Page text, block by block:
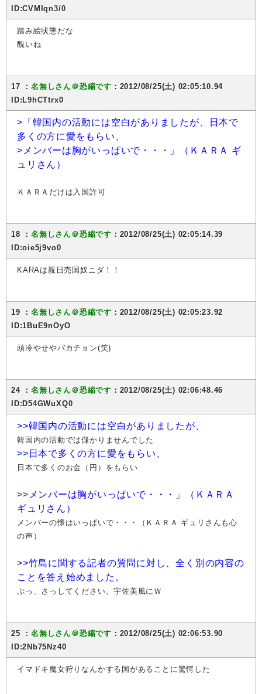
ID:CVMIqn3/0
踏み絵状態だな
醜いね
17 ：名無しさん＠恐縮です ：2012/08/25(土) 02:05:10.94
ID:L9hCTtrx0
>「韓国内の活動には空白がありましたが、日本で
多くの方に愛をもらい、
>メンバーは胸がいっぱいで・・・」（ＫＡＲＡ ギ
ュリさん）
ＫＡＲＡだけは入国許可
18 ：名無しさん＠恐縮です ：2012/08/25(土) 02:05:14.39
ID:oie5j9vo0
KARAは親日売国奴ニダ！！
19 ：名無しさん＠恐縮です ：2012/08/25(土) 02:05:23.92
ID:1BuE9nOyO
頭冷やせやバカチョン(笑)
24 ：名無しさん＠恐縮です ：2012/08/25(土) 02:06:48.46
ID:D54GWuXQ0
>>韓国内の活動には空白がありましたが、
韓国内の活動では儲かりませんでした
>>日本で多くの方に愛をもらい、
日本で多くのお金（円）をもらい
>>メンバーは胸がいっぱいで・・・」（ＫＡＲＡ
ギュリさん）
メンバーの懐はいっぱいで・・・（ＫＡＲＡ ギュリさんも心
の声）
>>竹島に関する記者の質問に対し、全く別の内容の
ことを答え始めました。
ぷっ、さっしてください。宇佐美風にＷ
25 ：名無しさん＠恐縮です ：2012/08/25(土) 02:06:53.90
ID:2Nb75Nz40
イマドキ魔女狩りなんかする国があることに驚愕した